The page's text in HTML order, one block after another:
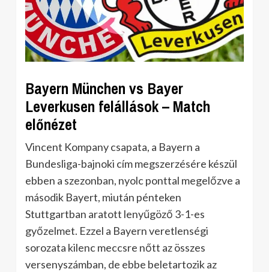
Bayern München vs Bayer
Leverkusen felállások – Match
előnézet
Vincent Kompany csapata, a Bayern a
Bundesliga-bajnoki cím megszerzésére készül
ebben a szezonban, nyolc ponttal megelőzve a
második Bayert, miután pénteken
Stuttgartban aratott lenyűgöző 3-1-es
győzelmet. Ezzel a Bayern veretlenségi
sorozata kilenc meccsre nőtt az összes
versenyszámban, de ebbe beletartozik az